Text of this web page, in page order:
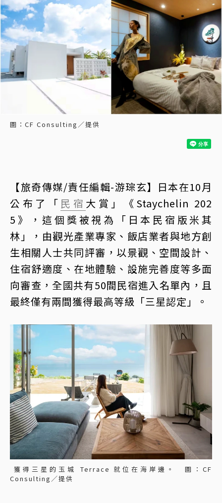
圖：CF Consulting／提供
【旅奇傳媒/責任編輯-游琮玄】日本在10月
公布了「 民宿 大賞」《Staychelin 202
5》，這個獎被視為「日本民宿版米其
林」，由觀光產業專家、飯店業者與地方創
生相關人士共同評審，以景觀、空間設計、
住宿舒適度、在地體驗、設施完善度等多面
向審查，全國共有50間民宿進入名單內，且
最終僅有兩間獲得最高等級「三星認定」。
獲得三星的玉城 Terrace 就位在海岸邊。 圖：CF
Consulting／提供